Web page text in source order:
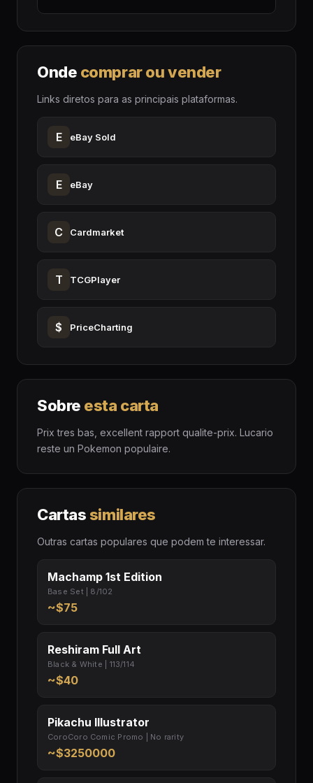
Onde comprar ou vender
Links diretos para as principais plataformas.
E eBay Sold
E eBay
C Cardmarket
T TCGPlayer
$ PriceCharting
Sobre esta carta
Prix tres bas, excellent rapport qualite-prix. Lucario
reste un Pokemon populaire.
Cartassimilares
Outras cartas populares que podem te interessar.
Machamp 1st Edition
Base Set | 8/102
~$75
Reshiram Full Art
Black & White | 113/114
~$40
Pikachu Illustrator
CoroCoro Comic Promo | No rarity
~$3250000